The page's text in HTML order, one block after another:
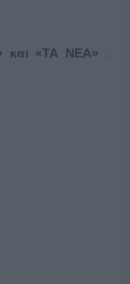
και «ΤΑ ΝΕΑ» :